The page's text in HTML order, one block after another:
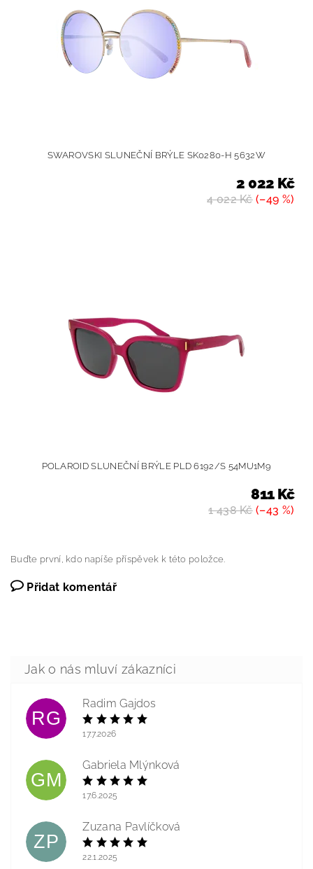
SWAROVSKI SLUNEČNÍ BRÝLE SK0280-H 5632W
4 022 Kč(–49 %)
2 022 Kč
POLAROID SLUNEČNÍ BRÝLE PLD 6192/S 54MU1M9
1 438 Kč(–43 %)
811 Kč
Buďte první, kdo napíše příspěvek k této položce.
Přidat komentář
RG
Radim Gajdos
17.7.2026
GM
Gabriela Mlýnková
17.6.2025
ZP
Zuzana Pavlíčková
22.1.2025